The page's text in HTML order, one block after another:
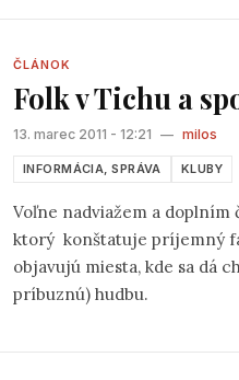
"Prašníky."
ČLÁNOK
Folk v Tichu a
13. marec 2011 - 12:21 — milos
INFORMÁCIA, SPRÁVA KLUBY
Voľne nadviažem a doplním
ktorý konštatuje príjemný
objavujú miesta, kde sa dá
príbuznú) hudbu.